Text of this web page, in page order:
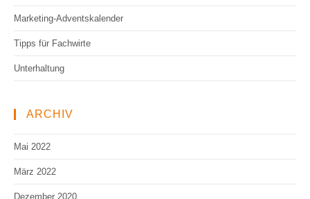
Marketing-Adventskalender
Tipps für Fachwirte
Unterhaltung
ARCHIV
Mai 2022
März 2022
Dezember 2020